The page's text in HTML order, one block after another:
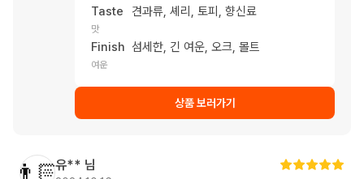
Taste
맛
견과류, 셰리, 토피, 향신료
Finish
여운
섬세한, 긴 여운, 오크, 몰트
상품 보러가기
👨🏻유** 님